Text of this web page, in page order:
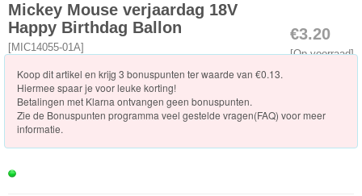
Knuffels
Schleich
Enchantimals
Shimmer
€3.20
[Op voorraad]
Mickey Mouse verjaardag 18V
Happy Birthdag Ballon
[MIC14055-01A]
Koop dit artikel en krijg 3 bonuspunten ter waarde van €0.13.
Hiermee spaar je voor leuke korting!
Betalingen met Klarna ontvangen geen bonuspunten.
Zie de Bonuspunten programma veel gestelde vragen(FAQ) voor meer
informatie.